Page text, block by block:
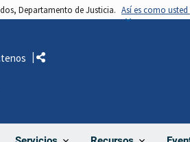
Departamento de Justicia. Así es como
Comparte